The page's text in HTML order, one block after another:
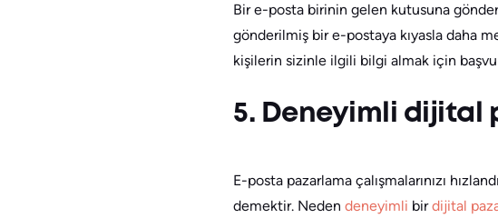
Bir e-posta birinin gelen kutusuna
gönderilmiş bir e-postaya kıyasla daha
kişilerin sizinle ilgili bilgi almak için
5. Deneyimli dijital
E-posta pazarlama çalışmalarınızı
demektir. Neden deneyimli birdijital